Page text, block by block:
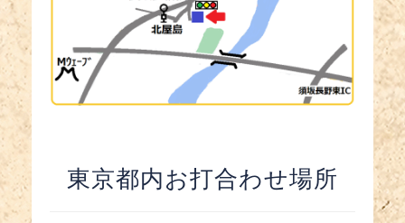
東京都内お打合わせ場所